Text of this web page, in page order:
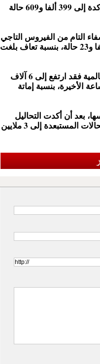
ورفعت الحصيلة الجديدة مجموع الحالات المؤكدة إلى 399 ألفا و609 حالة
تماثل 2925 حالة للشفاء التام من الفيروس التاجي
المستجد، ما رفع مجموع المتعافين إلى 356 ألفا و23 حالة، بنسبة تعاف بلغت
أما مجموع الوفيات بسبب الإصابة بالجائحة العالمية فقد ارتفع إلى 6 آلاف
بعد وفاة 35 حالة جديدة خلال 24 ساعة الأخيرة، بنسبة إماتة
الفترة نفسها، بعد أن أكدت التحاليل
المخبرية سلامتها من العدوى، ليصل مجموع الحالات المستبعدة إلى 3 ملايين